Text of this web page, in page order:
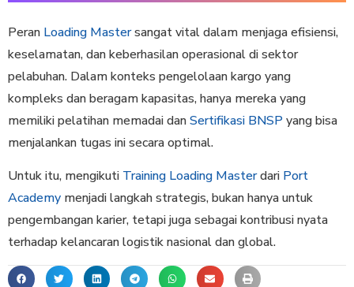
Peran Loading Mastersangat vital dalam menjaga efisiensi,
keselamatan, dan keberhasilan operasional di sektor
pelabuhan. Dalam konteks pengelolaan kargo yang
kompleks dan beragam kapasitas, hanya mereka yang
memiliki pelatihan memadai danSertifikasi BNSP yang bisa
menjalankan tugas ini secara optimal.
Untuk itu, mengikuti Training Loading Masterdari Port
Academy menjadi langkah strategis, bukan hanya untuk
pengembangan karier, tetapi juga sebagai kontribusi nyata
terhadap kelancaran logistik nasional dan global.